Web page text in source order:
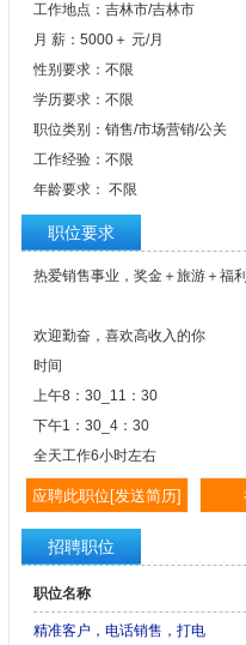
工作地点：吉林市/吉林市
月 薪：5000＋ 元/月
性别要求：不限
学历要求：不限
职位类别：销售/市场营销/公关
工作经验：不限
年龄要求： 不限
职位要求
热爱销售事业，奖金＋旅游＋福利
欢迎勤奋，喜欢高收入的你
时间
上午8：30_11：30
下午1：30_4：30
全天工作6小时左右
招聘职位
职位名称
精准客户，电话销售，打电